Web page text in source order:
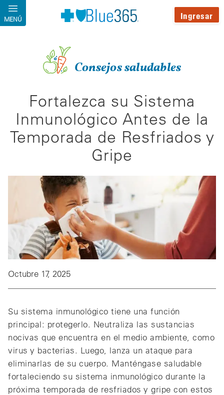
Pasar al contenido principal
MENÚ Ingresar
Consejos saludables
Fortalezca su Sistema
Inmunológico Antes de la
Temporada de Resfriados y
Gripe
Octubre 17, 2025
Su sistema inmunológico tiene una función
principal: protegerlo. Neutraliza las sustancias
nocivas que encuentra en el medio ambiente, como
virus y bacterias. Luego, lanza un ataque para
eliminarlas de su cuerpo. Manténgase saludable
fortaleciendo su sistema inmunológico durante la
próxima temporada de resfriados y gripe con estos